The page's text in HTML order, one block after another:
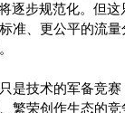
逐步规范化。但
准、更公平的流
是技术的军备竞
繁荣创作生态的